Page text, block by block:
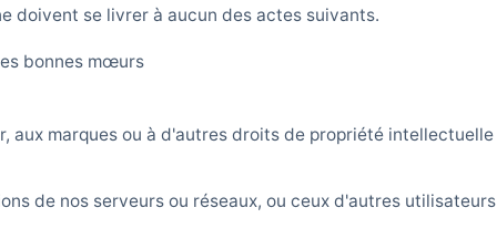
doivent se livrer à aucun des actes suivants.
bonnes mœurs
aux marques ou à d'autres droits de propriété intellectuelle
de nos serveurs ou réseaux, ou ceux d'autres utilisateurs